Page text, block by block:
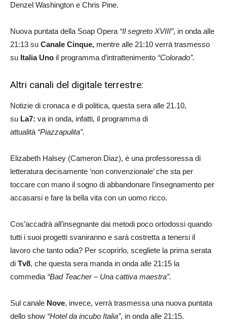
Denzel Washington e Chris Pine.
Nuova puntata della Soap Opera “Il segreto XVIII”, in onda alle
21:13 su Canale Cinque, mentre alle 21:10 verrà trasmesso
su Italia Uno il programma d’intrattenimento “Colorado”.
Altri canali del digitale terrestre:
Notizie di cronaca e di politica, questa sera alle 21.10,
su La7: va in onda, infatti, il programma di
attualità “Piazzapulita”.
Elizabeth Halsey (Cameron Diaz), è una professoressa di
letteratura decisamente ‘non convenzionale’ che sta per
toccare con mano il sogno di abbandonare l’insegnamento per
accasarsi e fare la bella vita con un uomo ricco.
Cos’accadrà all’insegnante dai metodi poco ortodossi quando
tutti i suoi progetti svaniranno e sarà costretta a tenersi il
lavoro che tanto odia? Per scoprirlo, scegliete la prima serata
di Tv8, che questa sera manda in onda alle 21:15 la
commedia “Bad Teacher – Una cattiva maestra”.
Sul canale Nove, invece, verrà trasmessa una nuova puntata
dello show “Hotel da incubo Italia”, in onda alle 21:15.